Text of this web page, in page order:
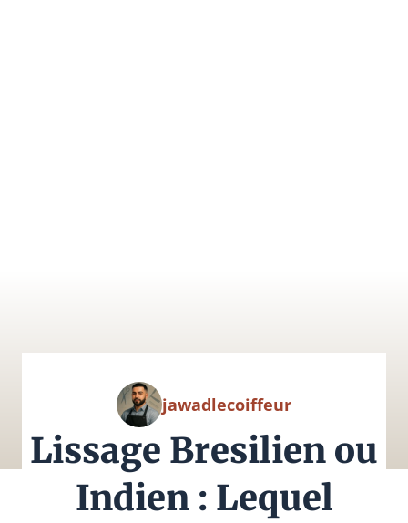
jawadlecoiffeur
Lissage Bresilien ou
Indien : Lequel